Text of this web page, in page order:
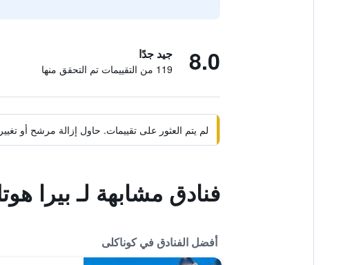
8.0 جيد جدًا
119 من التقييمات تم التحقق منها
لم يتم العثور على تقييمات. حاول إزالة مرشح أو
فنادق مشابهة لـ بيرا
أفضل الفنادق في كوناكلى